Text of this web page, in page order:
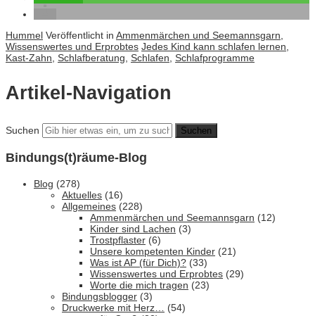
Hummel Veröffentlicht in Ammenmärchen und Seemannsgarn,
Wissenswertes und Erprobtes Jedes Kind kann schlafen lernen,
Kast-Zahn, Schlafberatung, Schlafen, Schlafprogramme
Artikel-Navigation
Suchen
Bindungs(t)räume-Blog
Blog (278)
Aktuelles (16)
Allgemeines (228)
Ammenmärchen und Seemannsgarn (12)
Kinder sind Lachen (3)
Trostpflaster (6)
Unsere kompetenten Kinder (21)
Was ist AP (für Dich)? (33)
Wissenswertes und Erprobtes (29)
Worte die mich tragen (23)
Bindungsblogger (3)
Druckwerke mit Herz… (54)